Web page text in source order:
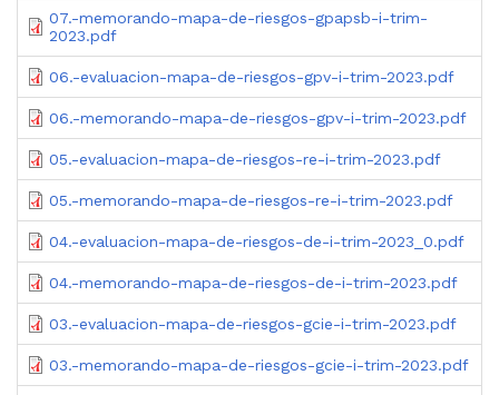
07.-memorando-mapa-de-riesgos-gpapsb-i-trim-
2023.pdf
06.-evaluacion-mapa-de-riesgos-gpv-i-trim-2023.pdf
06.-memorando-mapa-de-riesgos-gpv-i-trim-2023.pdf
05.-evaluacion-mapa-de-riesgos-re-i-trim-2023.pdf
05.-memorando-mapa-de-riesgos-re-i-trim-2023.pdf
04.-evaluacion-mapa-de-riesgos-de-i-trim-2023_0.pdf
04.-memorando-mapa-de-riesgos-de-i-trim-2023.pdf
03.-evaluacion-mapa-de-riesgos-gcie-i-trim-2023.pdf
03.-memorando-mapa-de-riesgos-gcie-i-trim-2023.pdf